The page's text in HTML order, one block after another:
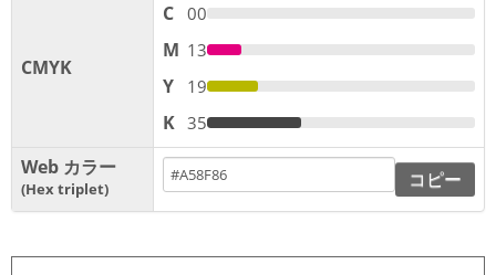
CMYK
C 00
M 13
Y 19
K 35
Web カラー
Hex triplet コピー